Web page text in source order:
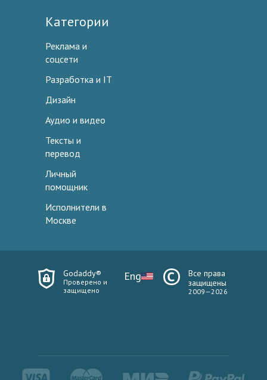
Категории
Реклама и
соцсети
Разработка и IT
Дизайн
Аудио и видео
Тексты и
перевод
Личный
помощник
Исполнители в
Москве
Godaddy®
Проверено и
защищено
Eng
Все права
защищены
2009—2026